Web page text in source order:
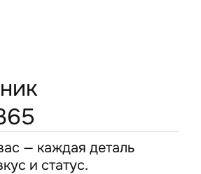
— каждая деталь
и статус.